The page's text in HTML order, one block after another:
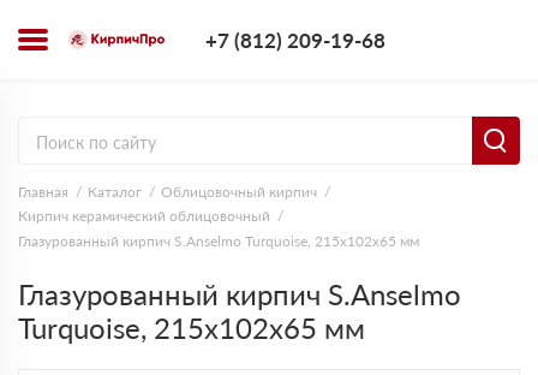
+7 (812) 209-19-68
Главная Каталог
Облицовочный кирпич
Кирпич керамический облицовочный
Глазурованный кирпич S.Anselmo Turquoise, 215х102х65 мм
Глазурованный кирпич S.Anselmo
Turquoise, 215х102х65 мм